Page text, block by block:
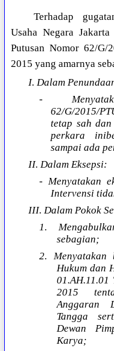
Terhadap
Usaha Negara
Putusan Nomor 62/G/
2015 yang amarnya
I. Dalam
-
62/G/2015/
tetap sah
perkara
sampai ada
II. Dalam Eksepsi:
- Menyatakan
Intervensi
III. Dalam Pokok
1.
sebagian;
2. Menyatakan
Hukum dan
2015
Anggaran
Tangga
Dewan
Karya;